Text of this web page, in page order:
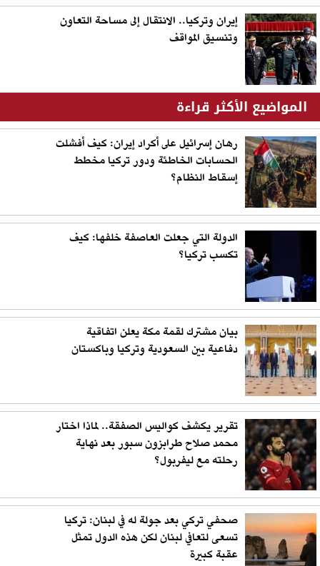
إيران وتركيا.. الانتقال إلى مساحة التعاون
وتنسيق المواقف
المواضيع الأكثر قراءة
رهان إسرائيل على أكراد إيران: كيف أفشلت
الحسابات الخاطئة ودور تركيا مخطط
إسقاط النظام؟
الدولة التي جعلت العاصفة خلفها: كيف
تكسب تركيا؟
بيان مشترك لقمة مكة يعلن اتفاقية
دفاعية بين السعودية وتركيا وباكستان
تقرير يكشف كواليس الصفقة.. لماذا اختار
محمد صلاح طرابزون سبور بعد نهاية
رحلته مع ليفربول؟
صحفي تركي بعد جولة له في لبنان: تركيا
تسعى لتعافي لبنان لكن هذه الدول تمثل
عقبة كبيرة